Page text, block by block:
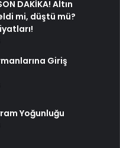
DAKİKA! Altın
mi, düştü mü?
Giriş
Yoğunluğu